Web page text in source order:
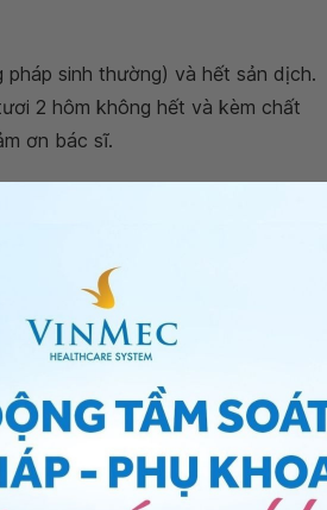
sinh thường) và hết sản dịch.
2 hôm không hết và kèm chất
ơn bác sĩ.
6 tuần (thời kỳ hậu sản). Em
thể
máu sẫm. Tình trạng của em như
đó nếu có các triệu chứng ra
tra về phụ khoa.